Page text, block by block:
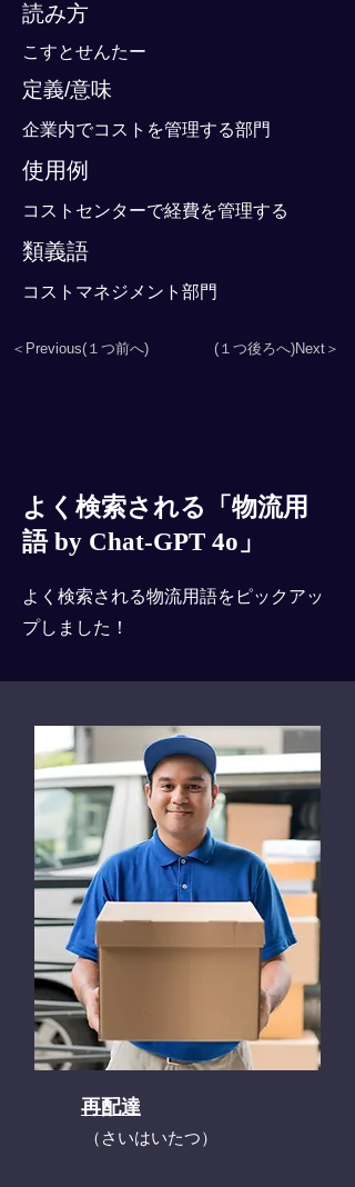
読み方
こすとせんたー
定義/意味
企業内でコストを管理する部門
使用例
コストセンターで経費を管理する
類義語
コストマネジメント部門
＜Previous(１つ前へ) (１つ後ろへ)Next＞
よく検索される「物流用
語 by Chat-GPT 4o」
よく検索される物流用語をピックアッ
プしました！
再配達
​（さいはいたつ）